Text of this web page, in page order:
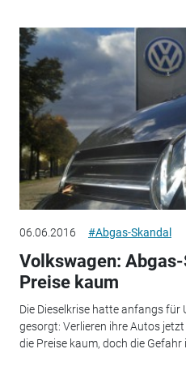
06.06.2016 #Abgas-Skandal
Volkswagen:
Preise kaum
Die Dieselkrise hatte anfangs für
gesorgt: Verlieren ihre Autos
die Preise kaum, doch die